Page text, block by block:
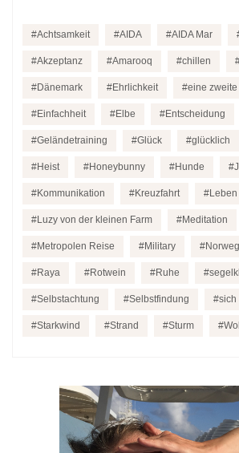
Achtsamkeit AIDA AIDA Mar
Akzeptanz Amarooq chillen
Dänemark Ehrlichkeit eine
Einfachheit Elbe Entscheidung
Geländetraining Glück glücklich
Heist Honeybunny Hunde
Kommunikation Kreuzfahrt Leben
Luzy von der kleinen Farm Meditation
Metropolen Reise Military
Raya Rotwein Ruhe
Selbstachtung Selbstfindung sich
Starkwind Strand Sturm